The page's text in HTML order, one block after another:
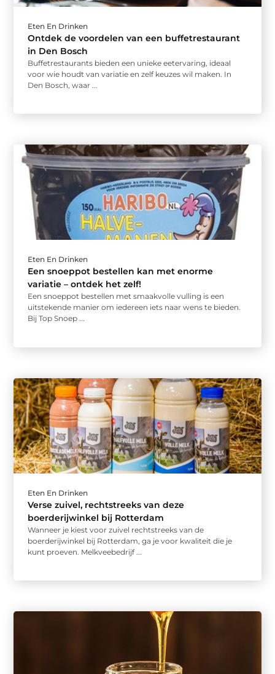
Eten En Drinken
Ontdek de voordelen van een buffetrestaurant
in Den Bosch
Buffetrestaurants bieden een unieke eetervaring, ideaal
voor wie houdt van variatie en zelf keuzes wil maken. In
Den Bosch, waar ...
Eten En Drinken
Een snoeppot bestellen kan met enorme
variatie – ontdek het zelf!
Een snoeppot bestellen met smaakvolle vulling is een
uitstekende manier om iedereen iets naar wens te bieden.
Bij Top Snoep ...
Eten En Drinken
Verse zuivel, rechtstreeks van deze
boerderijwinkel bij Rotterdam
Wanneer je kiest voor zuivel rechtstreeks van de
boerderijwinkel bij Rotterdam, ga je voor kwaliteit die je
kunt proeven. Melkveebedrijf ...